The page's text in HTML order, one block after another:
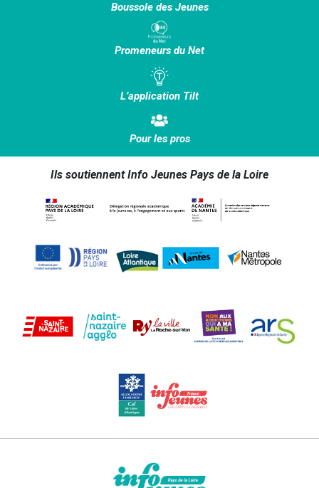
Boussole des Jeunes
Promeneurs du Net
L’application Tilt
Pour les pros
Ils soutiennent Info Jeunes Pays de la Loire